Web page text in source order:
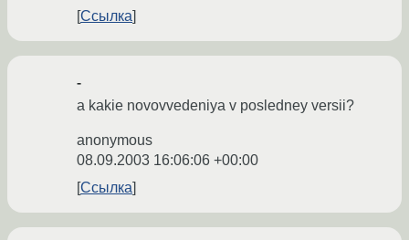
Ссылка
-
a kakie novovvedeniya v posledney versii?
anonymous
08.09.2003 16:06:06 +00:00
Ссылка